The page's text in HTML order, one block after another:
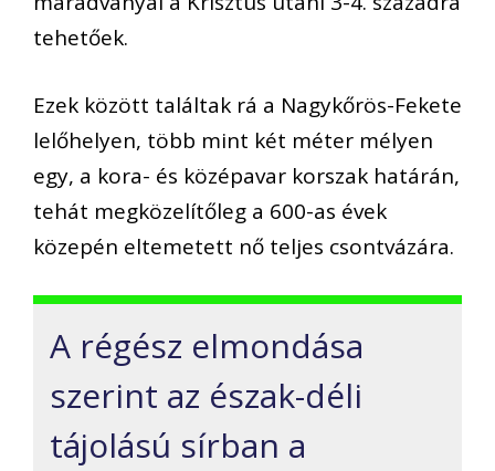
tehetőek.
Ezek között találtak rá a Nagykőrös-Fekete
lelőhelyen, több mint két méter mélyen
egy, a kora- és középavar korszak határán,
tehát megközelítőleg a 600-as évek
közepén eltemetett nő teljes csontvázára.
A régész elmondása
szerint az észak-déli
tájolású sírban a